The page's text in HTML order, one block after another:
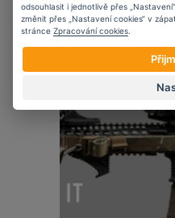
odsouhlasit i jednotlivě přes
změnit přes „Nastavení cookies“ v
stránce Zpracování cookies